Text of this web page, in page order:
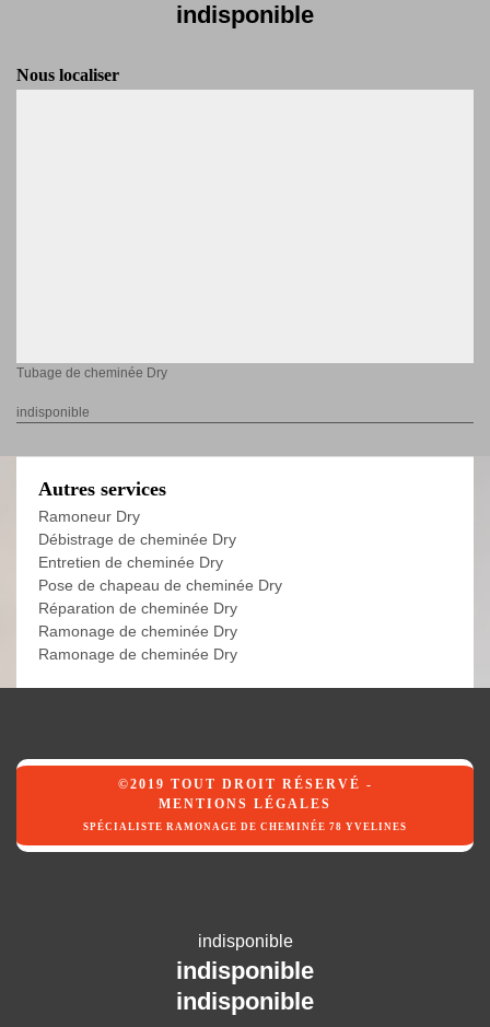
indisponible
Nous localiser
Tubage de cheminée Dry
indisponible
Autres services
Ramoneur Dry
Débistrage de cheminée Dry
Entretien de cheminée Dry
Pose de chapeau de cheminée Dry
Réparation de cheminée Dry
Ramonage de cheminée Dry
Ramonage de cheminée Dry
©2019 TOUT DROIT RÉSERVÉ -
MENTIONS LÉGALES
SPÉCIALISTE RAMONAGE DE CHEMINÉE 78 YVELINES
indisponible
indisponible
indisponible